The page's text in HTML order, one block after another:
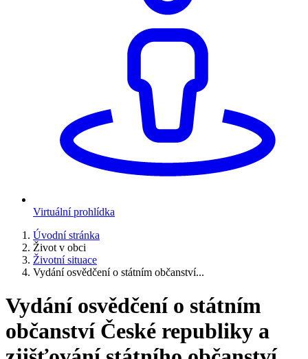
Virtuální prohlídka
Úvodní stránka
Život v obci
Životní situace
Vydání osvědčení o státním občanství...
Vydání osvědčení o státním
občanství České republiky a